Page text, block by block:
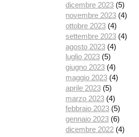
dicembre 2023 (5)
novembre 2023 (4)
ottobre 2023 (4)
settembre 2023 (4)
agosto 2023 (4)
luglio 2023 (5)
giugno 2023 (4)
maggio 2023 (4)
aprile 2023 (5)
marzo 2023 (4)
febbraio 2023 (5)
gennaio 2023 (6)
dicembre 2022 (4)